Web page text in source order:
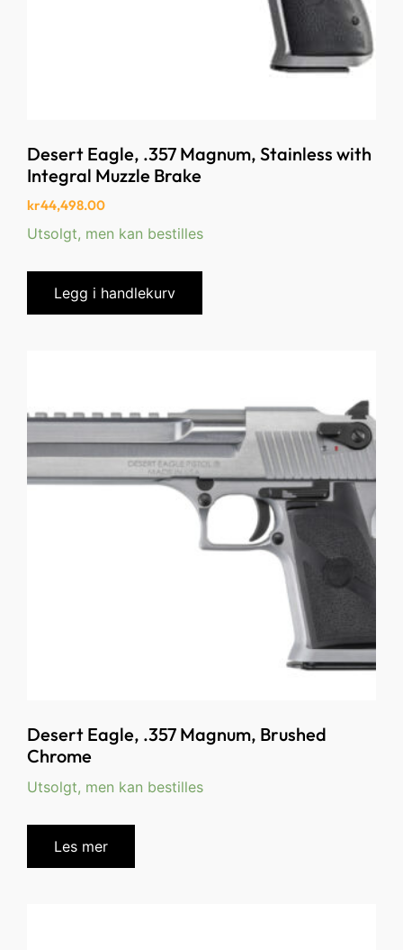
Desert Eagle, .357 Magnum, Stainless with
Integral Muzzle Brake
kr44,498.00
Utsolgt, men kan bestilles
Legg i handlekurv
Desert Eagle, .357 Magnum, Brushed
Chrome
Utsolgt, men kan bestilles
Les mer